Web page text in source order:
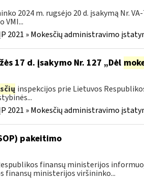
2024 m. rugsėjo 20 d. įsakymą Nr.
VMI...
2021 » Mokesčių administravimo
17 d. įsakymo Nr. 127 „Dėl
inspekcijos prie Lietuvos
2021 » Mokesčių administravimo
pakeitimo
finansų ministerijos
finansų ministerijos viršininko...